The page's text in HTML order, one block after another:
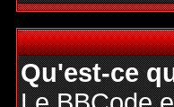
Qu'est-ce